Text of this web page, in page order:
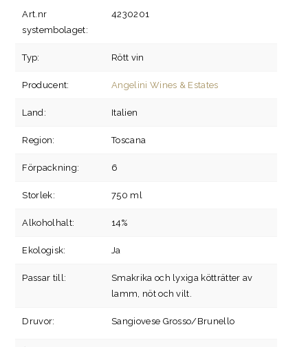
Art.nr
systembolaget:
4230201
Typ: Rött vin
Producent: Angelini Wines & Estates
Land: Italien
Region: Toscana
Förpackning: 6
Storlek: 750 ml
Alkoholhalt: 14%
Ekologisk: Ja
Passar till:
Smakrika och lyxiga kötträtter av
lamm, nöt och vilt.
Druvor: Sangiovese Grosso/Brunello